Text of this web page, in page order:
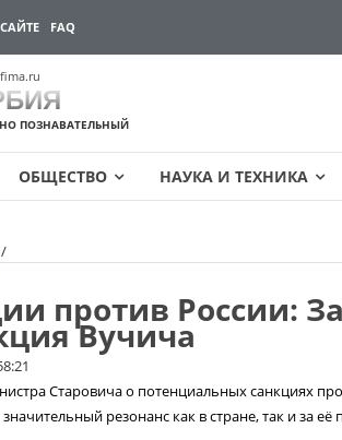
FAQ
ПОЗНАВАТЕЛЬНЫЙ
ОБЩЕСТВО НАУКА И ТЕХНИКА
против России:
Вучича
Старовича о потенциальных санкциях
резонанс как в стране, так и за